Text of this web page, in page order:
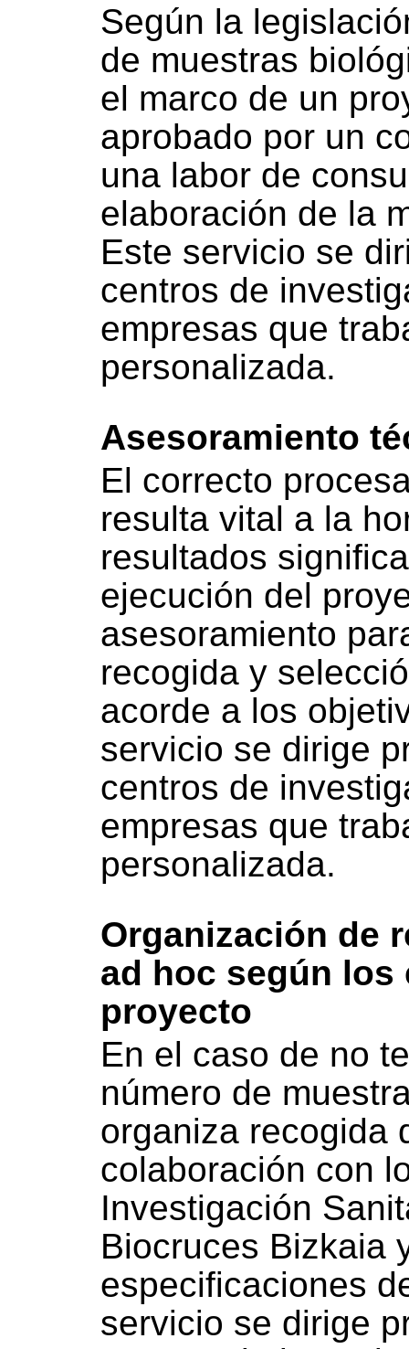
Según la
de muestras
el marco de un
aprobado por un
una labor de
elaboración de la
Este servicio se
centros de
empresas que
personalizada.
Asesoramiento
El correcto
resulta vital a la
resultados
ejecución del
asesoramiento
recogida y
acorde a los
servicio se dirige
centros de
empresas que
personalizada.
Organización de
ad hoc según
proyecto
En el caso de no
número de
organiza recogida
colaboración con
Investigación
Biocruces Bizkaia
especificaciones
servicio se dirige